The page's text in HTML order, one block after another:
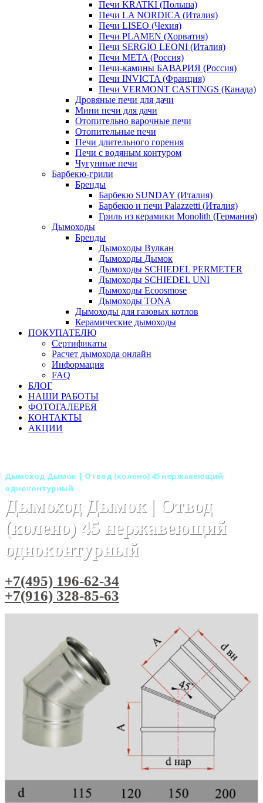
Печи KRATKI (Польша)
Печи LA NORDICA (Италия)
Печи LISEO (Чехия)
Печи PLAMEN (Хорватия)
Печи SERGIO LEONI (Италия)
Печи META (Россия)
Печи-камины БАВАРИЯ (Россия)
Печи INVICTA (Франция)
Печи VERMONT CASTINGS (Канада)
Дровяные печи для дачи
Мини печи для дачи
Отопительно варочные печи
Отопительные печи
Печи длительного горения
Печи с водяным контуром
Чугунные печи
Барбекю-грили
Бренды
Барбекю SUNDAY (Италия)
Барбекю и печи Palazzetti (Италия)
Гриль из керамики Monolith (Германия)
Дымоходы
Бренды
Дымоходы Вулкан
Дымоходы Дымок
Дымоходы SCHIEDEL PERMETER
Дымоходы SCHIEDEL UNI
Дымоходы Ecoosmose
Дымоходы TONA
Дымоходы для газовых котлов
Керамические дымоходы
ПОКУПАТЕЛЮ
Сертификаты
Расчет дымохода онлайн
Информация
FAQ
БЛОГ
НАШИ РАБОТЫ
ФОТОГАЛЕРЕЯ
КОНТАКТЫ
АКЦИИ
Дымоход Дымок | Отвод (колено) 45 нержавеющий
одноконтурный
Дымоход Дымок | Отвод
(колено) 45 нержавеющий
одноконтурный
+7(495) 196-62-34
+7(916) 328-85-63